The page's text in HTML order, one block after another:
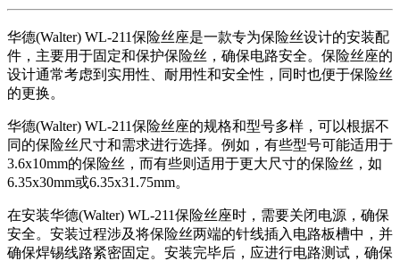
华德(Walter) WL-211保险丝座是一款专为保险丝设计的安装配
件，主要用于固定和保护保险丝，确保电路安全。保险丝座的
设计通常考虑到实用性、耐用性和安全性，同时也便于保险丝
的更换。
华德(Walter) WL-211保险丝座的规格和型号多样，可以根据不
同的保险丝尺寸和需求进行选择。例如，有些型号可能适用于
3.6x10mm的保险丝，而有些则适用于更大尺寸的保险丝，如
6.35x30mm或6.35x31.75mm。
在安装华德(Walter) WL-211保险丝座时，需要关闭电源，确保
安全。安装过程涉及将保险丝两端的针线插入电路板槽中，并
确保焊锡线路紧密固定。安装完毕后，应进行电路测试，确保